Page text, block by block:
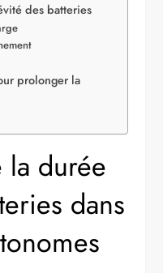
des batteries
prolonger la
la durée
dans